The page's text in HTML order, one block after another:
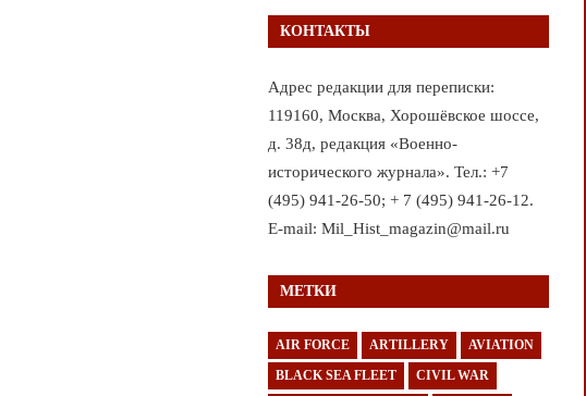
КОНТАКТЫ
Адрес редакции для переписки:
119160, Москва, Хорошёвское шоссе,
д. 38д, редакция «Военно-
исторического журнала». Тел.: +7
(495) 941-26-50; + 7 (495) 941-26-12.
E-mail: Mil_Hist_magazin@mail.ru
МЕТКИ
AIR FORCE ARTILLERY AVIATION
BLACK SEA FLEET CIVIL WAR